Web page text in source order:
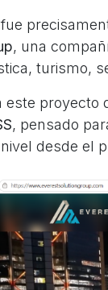
, una
turismo,
este proyecto
, pensado
desde el